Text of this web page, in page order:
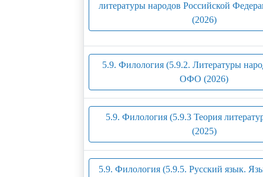
литературы народов Российской
(2026)
5.9. Филология (5.9.2. Литературы
ОФО (2026)
5.9. Филология (5.9.3 Теория
(2025)
5.9. Филология (5.9.5. Русский язык.